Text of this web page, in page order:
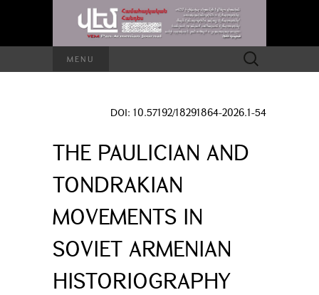
MENU
Search
for:
DOI: 10.57192/18291864-2026.1-54
THE PAULICIAN AND
TONDRAKIAN
MOVEMENTS IN
SOVIET ARMENIAN
HISTORIOGRAPHY